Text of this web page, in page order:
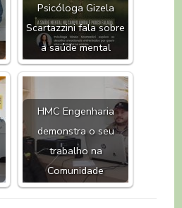
Psicóloga Gizela
Scartazzini fala sobre
a saúde mental
HMC Engenharia
demonstra o seu
trabalho na
Comunidade